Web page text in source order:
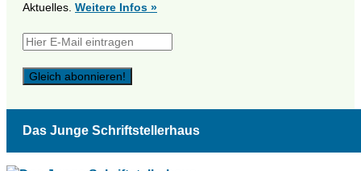
Aktuelles. Weitere Infos »
Das Junge Schriftstellerhaus